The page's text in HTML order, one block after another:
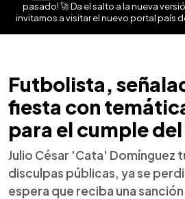
pasado! 🚀 Da el salto a la nueva
invitamos a visitar el nuevo portal país
Futbolista,
fiesta con
para el cumple
Julio César 'Cata' Domínguez
disculpas públicas, ya se
espera que reciba una